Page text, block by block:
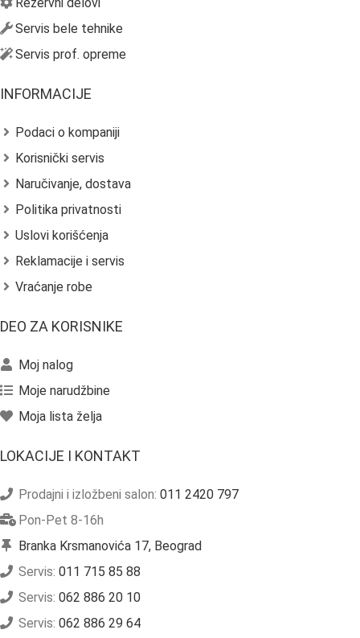
Servis bele tehnike
Servis prof. opreme
INFORMACIJE
Podaci o kompaniji
Korisnički servis
Naručivanje, dostava
Politika privatnosti
Uslovi korišćenja
Reklamacije i servis
Vraćanje robe
DEO ZA KORISNIKE
Moj nalog
Moje narudžbine
Moja lista želja
LOKACIJE I KONTAKT
Prodajni i izložbeni salon: 011 2420 797
Pon-Pet 8-16h
Branka Krsmanovića 17, Beograd
Servis: 011 715 85 88
Servis: 062 886 20 10
Servis: 062 886 29 64